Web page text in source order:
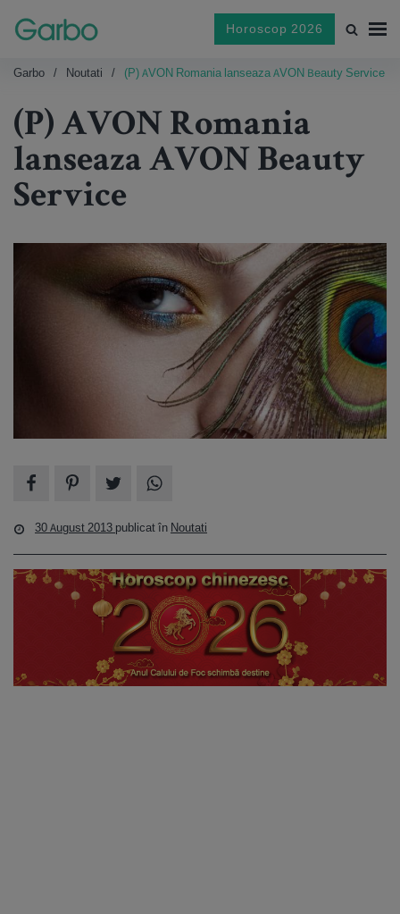
Horoscop 2026
Garbo Noutati (P) AVON Romania lanseaza AVON Beauty Service
(P) AVON Romania
lanseaza AVON Beauty
Service
30 August 2013 publicat în Noutati